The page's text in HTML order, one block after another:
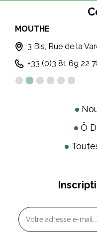
MOUTHE
3 Bis, Rue de la
+33 (0)3 81 69 22
Ô